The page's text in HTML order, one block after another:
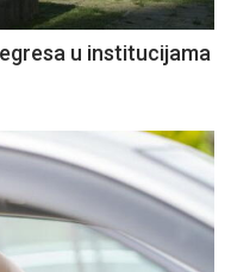
u institucijama